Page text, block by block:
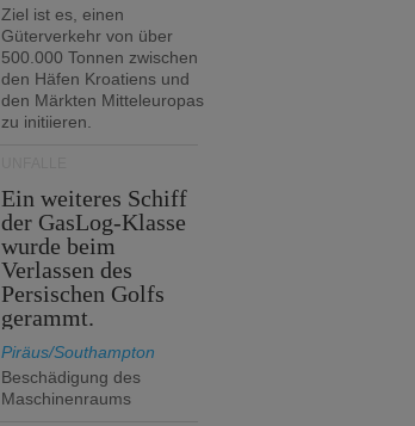
Ziel ist es, einen
Güterverkehr von über
500.000 Tonnen zwischen
den Häfen Kroatiens und
den Märkten Mitteleuropas
zu initiieren.
Ein weiteres Schiff
der GasLog-Klasse
wurde beim
Verlassen des
Persischen Golfs
gerammt.
Piräus/Southampton
Beschädigung des
Maschinenraums